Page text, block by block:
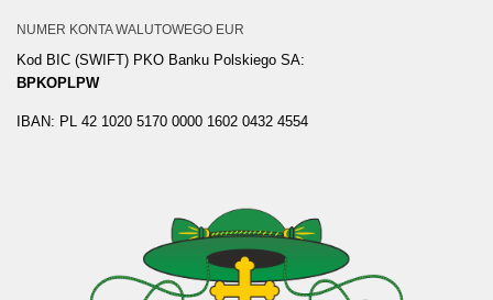
NUMER KONTA WALUTOWEGO EUR
Kod BIC (SWIFT) PKO Banku Polskiego SA:
BPKOPLPW
IBAN: PL 42 1020 5170 0000 1602 0432 4554